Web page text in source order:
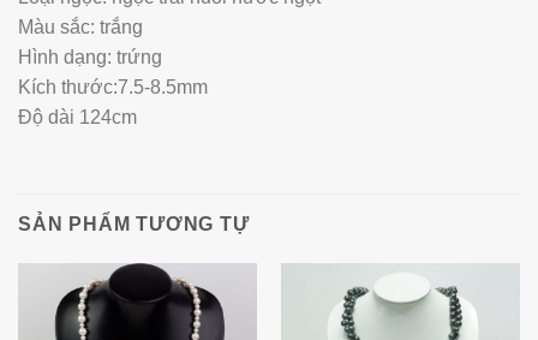
Màu sắc: trắng
Hình dạng: trứng
Kích thước:7.5-8.5mm
Độ dài 124cm
SẢN PHẨM TƯƠNG TỰ